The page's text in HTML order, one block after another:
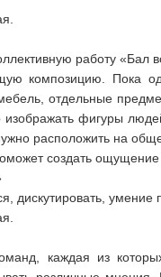
работу «Бал
композицию. Пока
отдельные
фигуры
расположить на
создать ощущение
дискутировать,
каждая из